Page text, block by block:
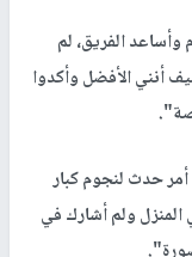
الفريق، لم
أنني الأفضل وأكدوا
حدث لنجوم كبار
المنزل ولم أشارك في